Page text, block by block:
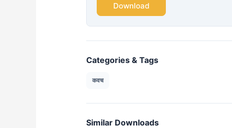
Download
Categories & Tags
कवच
Similar Downloads